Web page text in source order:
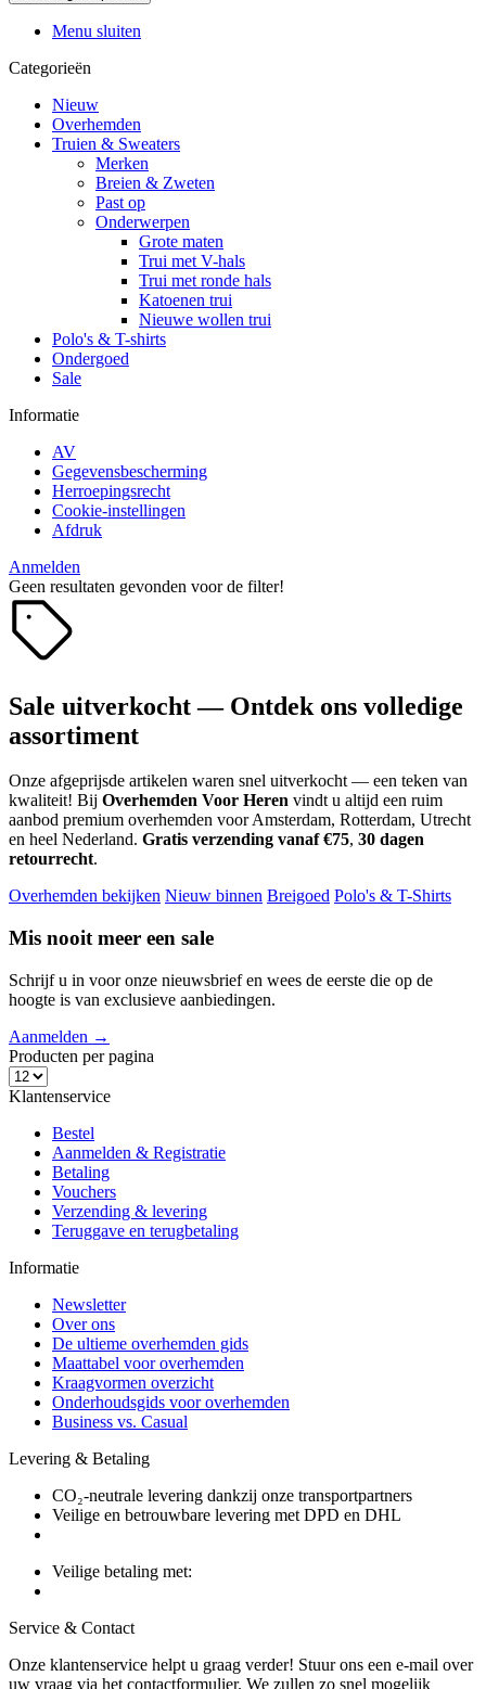
Menu sluiten
Categorieën
Nieuw
Overhemden
Truien & Sweaters
Merken
Breien & Zweten
Past op
Onderwerpen
Grote maten
Trui met V-hals
Trui met ronde hals
Katoenen trui
Nieuwe wollen trui
Polo's & T-shirts
Ondergoed
Sale
Informatie
AV
Gegevensbescherming
Herroepingsrecht
Cookie-instellingen
Afdruk
Anmelden
Geen resultaten gevonden voor de filter!
Sale uitverkocht — Ontdek ons volledige
assortiment
Onze afgeprijsde artikelen waren snel uitverkocht — een teken van
kwaliteit! Bij Overhemden Voor Heren vindt u altijd een ruim
aanbod premium overhemden voor Amsterdam, Rotterdam, Utrecht
en heel Nederland. Gratis verzending vanaf €75, 30 dagen
retourrecht.
Overhemden bekijken Nieuw binnen Breigoed Polo's & T-Shirts
Mis nooit meer een sale
Schrijf u in voor onze nieuwsbrief en wees de eerste die op de
hoogte is van exclusieve aanbiedingen.
Aanmelden →
Producten per pagina
Klantenservice
Bestel
Aanmelden & Registratie
Betaling
Vouchers
Verzending & levering
Teruggave en terugbetaling
Informatie
Newsletter
Over ons
De ultieme overhemden gids
Maattabel voor overhemden
Kraagvormen overzicht
Onderhoudsgids voor overhemden
Business vs. Casual
Levering & Betaling
CO₂-neutrale levering dankzij onze transportpartners
Veilige en betrouwbare levering met DPD en DHL
Veilige betaling met:
Service & Contact
Onze klantenservice helpt u graag verder! Stuur ons een e-mail over
uw vraag via het contactformulier. We zullen zo snel mogelijk